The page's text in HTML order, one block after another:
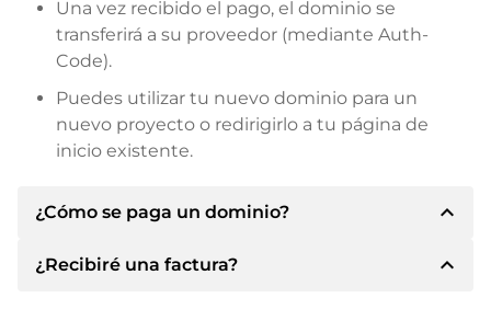
Una vez recibido el pago, el dominio se
transferirá a su proveedor (mediante Auth-
Code).
Puedes utilizar tu nuevo dominio para un
nuevo proyecto o redirigirlo a tu página de
inicio existente.
¿Cómo se paga un dominio? expand_less
Tras llegar a un acuerdo, el propietario le
¿Recibiré una factura? expand_less